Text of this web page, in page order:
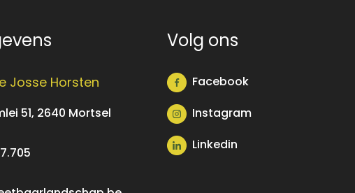
Josse Horsten
51, 2640 Mortsel
Volg ons
Facebook
Instagram
Linkedin